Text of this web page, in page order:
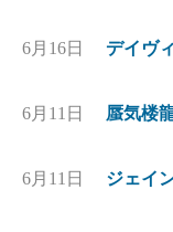
6月16日 デイヴ
6月11日 蜃気楼
6月11日 ジェイ